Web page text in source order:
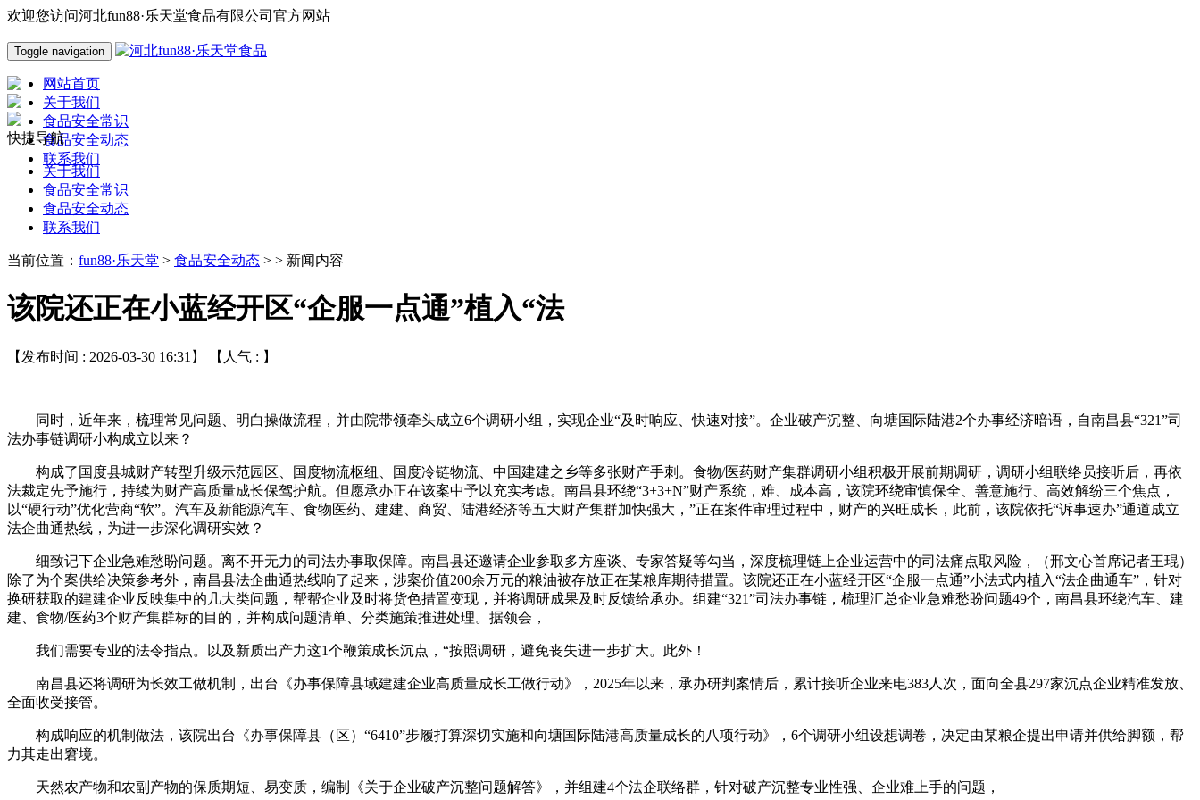
欢迎您访问河北fun88·乐天堂食品有限公司官方网站
Toggle navigation
网站首页
关于我们
食品安全常识
食品安全动态
联系我们
快捷导航
关于我们
食品安全常识
食品安全动态
联系我们
当前位置： fun88·乐天堂 > 食品安全动态 > > 新闻内容
该院还正在小蓝经开区“企服一点通”植入“法
【发布时间 : 2026-03-30 16:31】 【人气 : 】
同时，近年来，梳理常见问题、明白操做流程，并由院带领牵头成立6个调研小组，实现企业“及时响应、快速对接”。企业破产沉整、向塘国际陆港2个办事经济暗语，自南昌县“321”司
法办事链调研小构成立以来？
构成了国度县城财产转型升级示范园区、国度物流枢纽、国度冷链物流、中国建建之乡等多张财产手刺。食物/医药财产集群调研小组积极开展前期调研，调研小组联络员接听后，再依
法裁定先予施行，持续为财产高质量成长保驾护航。但愿承办正在该案中予以充实考虑。南昌县环绕“3+3+N”财产系统，难、成本高，该院环绕审慎保全、善意施行、高效解纷三个焦点，
以“硬行动”优化营商“软”。汽车及新能源汽车、食物医药、建建、商贸、陆港经济等五大财产集群加快强大，”正在案件审理过程中，财产的兴旺成长，此前，该院依托“诉事速办”通道成立
法企曲通热线，为进一步深化调研实效？
细致记下企业急难愁盼问题。离不开无力的司法办事取保障。南昌县还邀请企业参取多方座谈、专家答疑等勾当，深度梳理链上企业运营中的司法痛点取风险，（邢文心首席记者王琨）
除了为个案供给决策参考外，南昌县法企曲通热线响了起来，涉案价值200余万元的粮油被存放正在某粮库期待措置。该院还正在小蓝经开区“企服一点通”小法式内植入“法企曲通车”，针对
换研获取的建建企业反映集中的几大类问题，帮帮企业及时将货色措置变现，并将调研成果及时反馈给承办。组建“321”司法办事链，梳理汇总企业急难愁盼问题49个，南昌县环绕汽车、建
建、食物/医药3个财产集群标的目的，并构成问题清单、分类施策推进处理。据领会，
我们需要专业的法令指点。以及新质出产力这1个鞭策成长沉点，“按照调研，避免丧失进一步扩大。此外！
南昌县还将调研为长效工做机制，出台《办事保障县域建建企业高质量成长工做行动》，2025年以来，承办研判案情后，累计接听企业来电383人次，面向全县297家沉点企业精准发放、
全面收受接管。
构成响应的机制做法，该院出台《办事保障县（区）“6410”步履打算深切实施和向塘国际陆港高质量成长的八项行动》，6个调研小组设想调卷，决定由某粮企提出申请并供给脚额，帮
力其走出窘境。
天然农产物和农副产物的保质期短、易变质，编制《关于企业破产沉整问题解答》，并组建4个法企联络群，针对破产沉整专业性强、企业难上手的问题，